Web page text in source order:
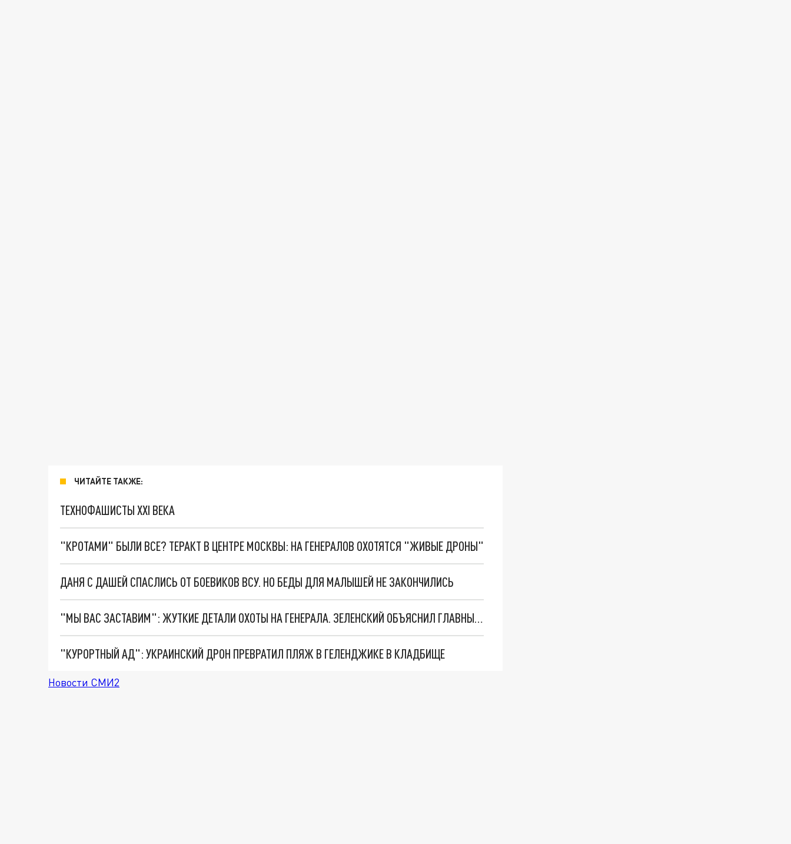
ЧИТАЙТЕ ТАКЖЕ:
ТЕХНОФАШИСТЫ XXI ВЕКА
"КРОТАМИ" БЫЛИ ВСЕ? ТЕРАКТ В ЦЕНТРЕ МОСКВЫ: НА ГЕНЕРАЛОВ ОХОТЯТСЯ "ЖИВЫЕ ДРОНЫ"
ДАНЯ С ДАШЕЙ СПАСЛИСЬ ОТ БОЕВИКОВ ВСУ. НО БЕДЫ ДЛЯ МАЛЫШЕЙ НЕ ЗАКОНЧИЛИСЬ
"МЫ ВАС ЗАСТАВИМ": ЖУТКИЕ ДЕТАЛИ ОХОТЫ НА ГЕНЕРАЛА. ЗЕЛЕНСКИЙ ОБЪЯСНИЛ ГЛАВНЫЙ СМЫСЛ ТЕРАКТА В ЦЕНТРЕ МОСКВЫ
"КУРОРТНЫЙ АД": УКРАИНСКИЙ ДРОН ПРЕВРАТИЛ ПЛЯЖ В ГЕЛЕНДЖИКЕ В КЛАДБИЩЕ
Новости СМИ2